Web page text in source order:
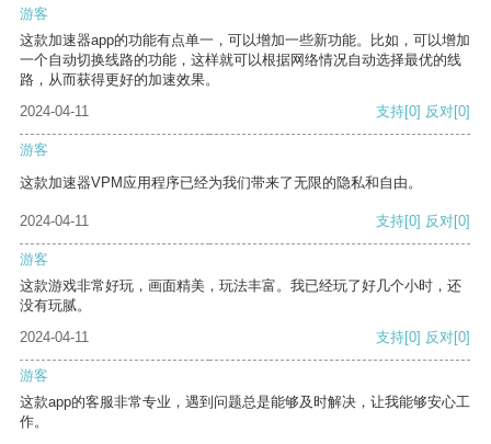
游客
这款加速器app的功能有点单一，可以增加一些新功能。比如，可以增加
一个自动切换线路的功能，这样就可以根据网络情况自动选择最优的线
路，从而获得更好的加速效果。
2024-04-11
支持[0] 反对[0]
游客
这款加速器VPM应用程序已经为我们带来了无限的隐私和自由。
2024-04-11 支持[0] 反对[0]
游客
这款游戏非常好玩，画面精美，玩法丰富。我已经玩了好几个小时，还
没有玩腻。
2024-04-11
支持[0] 反对[0]
游客
这款app的客服非常专业，遇到问题总是能够及时解决，让我能够安心工
作。